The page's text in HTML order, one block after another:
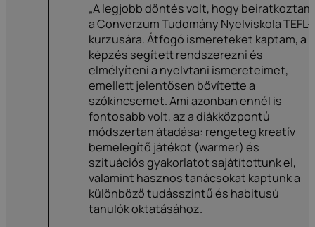
„A legjobb döntés volt, hogy beiratkoztam
a Converzum Tudomány Nyelviskola TEFL-
kurzusára. Átfogó ismereteket kaptam, a
képzés segített rendszerezni és
elmélyíteni a nyelvtani ismereteimet,
emellett jelentősen bővítette a
szókincsemet. Ami azonban ennél is
fontosabb volt, az a diákközpontú
módszertan átadása: rengeteg kreatív
bemelegítő játékot (warmer) és
szituációs gyakorlatot sajátítottunk el,
valamint hasznos tanácsokat kaptunk a
különböző tudásszintű és habitusú
tanulók oktatásához.